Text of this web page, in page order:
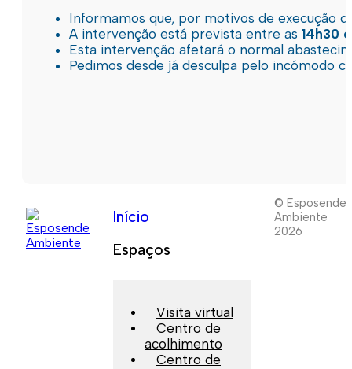
Informamos que, por motivos de execução
A intervenção está prevista entre as 14h30
Esta intervenção afetará o normal
Pedimos desde já desculpa pelo incómodo
Início
Espaços
Visita virtual
Centro de
acolhimento
Centro de
© Esposende
Ambiente
2026